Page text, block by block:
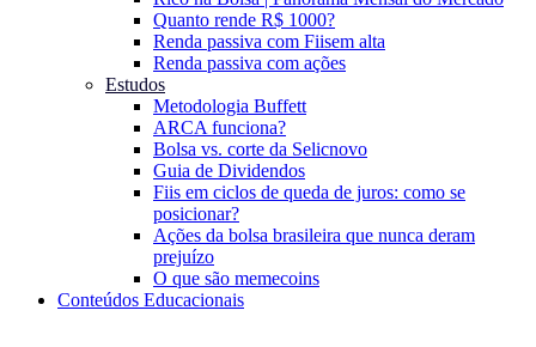
Quanto rende R$ 1000?
Renda passiva com Fiisem alta
Renda passiva com ações
Estudos
Metodologia Buffett
ARCA funciona?
Bolsa vs. corte da Selicnovo
Guia de Dividendos
Fiis em ciclos de queda de juros: como se
posicionar?
Ações da bolsa brasileira que nunca deram
prejuízo
O que são memecoins
Conteúdos Educacionais